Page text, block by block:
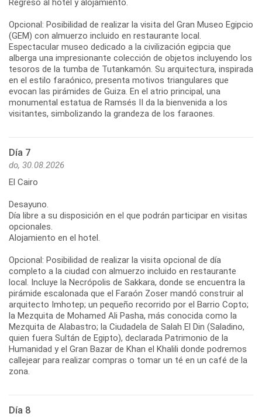
Opcional: Posibilidad de realizar la visita del Gran Museo Egipcio
(GEM) con almuerzo incluido en restaurante local.
Espectacular museo dedicado a la civilización egipcia que
alberga una impresionante colección de objetos incluyendo los
tesoros de la tumba de Tutankamón. Su arquitectura, inspirada
en el estilo faraónico, presenta motivos triangulares que
evocan las pirámides de Guiza. En el atrio principal, una
monumental estatua de Ramsés II da la bienvenida a los
Día 7
do, 30.08.2026
El Cairo
Desayuno.
Día libre a su disposición en el que podrán participar en visitas
opcionales.
Alojamiento en el hotel.
Opcional: Posibilidad de realizar la visita opcional de día
completo a la ciudad con almuerzo incluido en restaurante
local. Incluye la Necrópolis de Sakkara, donde se encuentra la
pirámide escalonada que el Faraón Zoser mandó construir al
arquitecto Imhotep; un pequeño recorrido por el Barrio Copto;
la Mezquita de Mohamed Ali Pasha, más conocida como la
Mezquita de Alabastro; la Ciudadela de Salah El Din (Saladino,
quien fuera Sultán de Egipto), declarada Patrimonio de la
Humanidad y el Gran Bazar de Khan el Khalili donde podremos
callejear para realizar compras o tomar un té en un café de la
zona.
Día 8